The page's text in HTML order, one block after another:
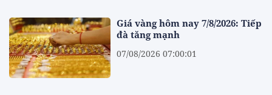
Giá vàng hôm nay 7/8/2026: Tiếp
đà tăng mạnh
07/08/2026 07:00:01